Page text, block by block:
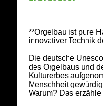
**Orgelbau ist pure
innovativer Technik
Die deutsche
des Orgelbaus und
Kulturerbes
Menschheit
Warum? Das